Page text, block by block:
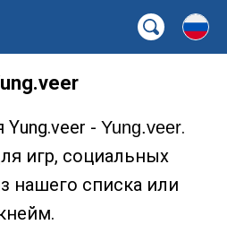
- Yung.veer.
игр, социальных
нашего списка или